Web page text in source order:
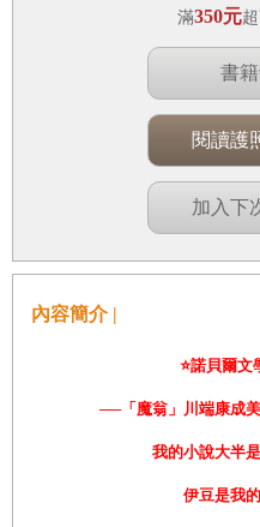
滿350元
書
閱讀護
加入下
內容簡介 |
⭐諾貝爾文
──「魔翁」川端康成
我的小說大半
伊豆是我